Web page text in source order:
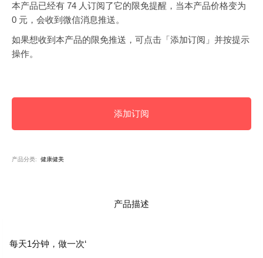
本产品已经有 74 人订阅了它的限免提醒，当本产品价格变为
0 元，会收到微信消息推送。
如果想收到本产品的限免推送，可点击「添加订阅」并按提示
操作。
添加订阅
产品分类: 健康健美
产品描述
每天1分钟，做一次‘